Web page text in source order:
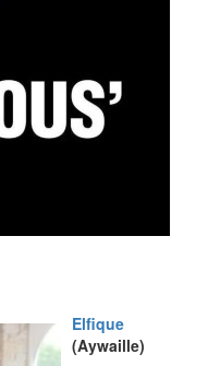
Elfique
(Aywaille)